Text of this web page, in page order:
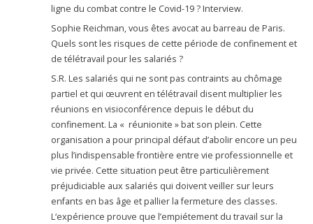
ligne du combat contre le Covid-19 ? Interview.
Sophie Reichman, vous êtes avocat au barreau de Paris.
Quels sont les risques de cette période de confinement et
de télétravail pour les salariés ?
S.R. Les salariés qui ne sont pas contraints au chômage
partiel et qui œuvrent en télétravail disent multiplier les
réunions en visioconférence depuis le début du
confinement. La « réunionite » bat son plein. Cette
organisation a pour principal défaut d’abolir encore un peu
plus l’indispensable frontière entre vie professionnelle et
vie privée. Cette situation peut être particulièrement
préjudiciable aux salariés qui doivent veiller sur leurs
enfants en bas âge et pallier la fermeture des classes.
L‘expérience prouve que l’empiétement du travail sur la